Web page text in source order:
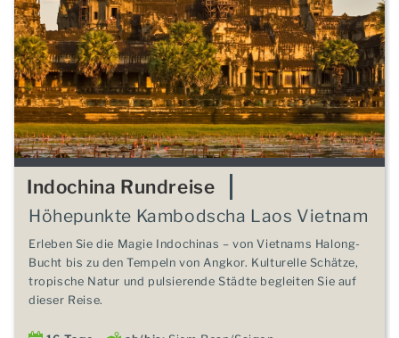
Indochina Rundreise
Höhepunkte Kambodscha Laos Vietnam
Erleben Sie die Magie Indochinas – von Vietnams Halong-
Bucht bis zu den Tempeln von Angkor. Kulturelle Schätze,
tropische Natur und pulsierende Städte begleiten Sie auf
dieser Reise.